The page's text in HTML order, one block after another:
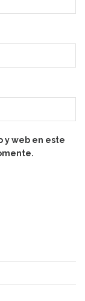
y web en este